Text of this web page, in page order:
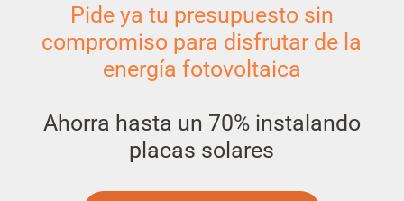
Pide ya tu presupuesto sin
compromiso para disfrutar de la
energía fotovoltaica
Ahorra hasta un 70% instalando
placas solares